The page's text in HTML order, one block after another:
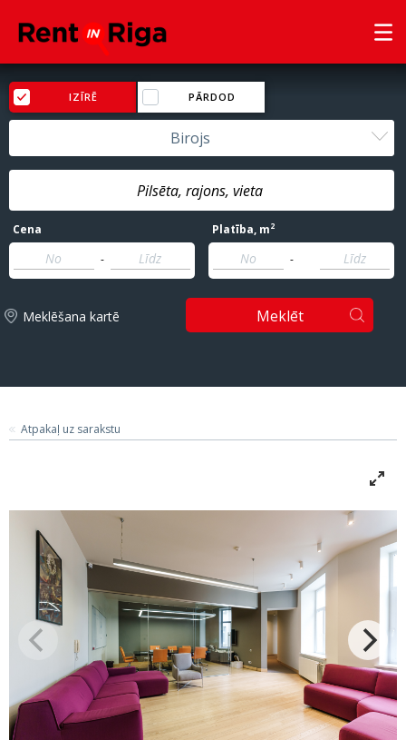
IZĪRĒ PĀRDOD
Birojs
Cena
-
Platība, m2
-
Meklēšana kartē Meklēt
Atpakaļ uz sarakstu